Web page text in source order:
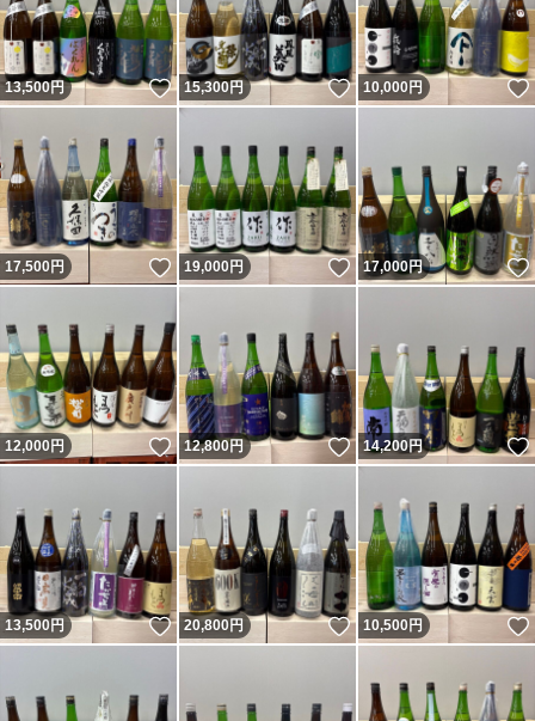
13,500円 いいね！
15,300円 いいね！
10,000円
17,500円 いいね！
19,000円 いいね！
17,000円
12,000円 いいね！
12,800円 いいね！
14,200円
13,500円 いいね！
20,800円 いいね！
10,500円